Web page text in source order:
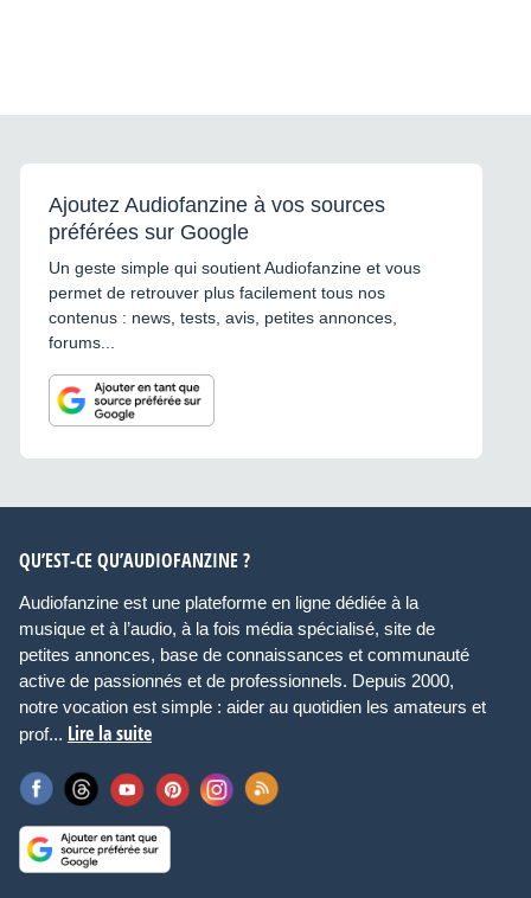
Ajoutez Audiofanzine à vos sources
préférées sur Google
Un geste simple qui soutient Audiofanzine et vous
permet de retrouver plus facilement tous nos
contenus : news, tests, avis, petites annonces,
forums...
QU’EST-CE QU’AUDIOFANZINE ?
Audiofanzine est une plateforme en ligne dédiée à la
musique et à l’audio, à la fois média spécialisé, site de
petites annonces, base de connaissances et communauté
active de passionnés et de professionnels. Depuis 2000,
notre vocation est simple : aider au quotidien les amateurs et
prof... Lire la suite